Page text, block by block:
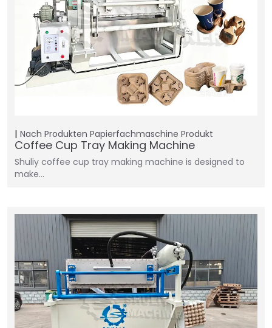
Nach Produkten Papierfachmaschine Produkt
Coffee Cup Tray Making Machine
Shuliy coffee cup tray making machine is designed to
make…